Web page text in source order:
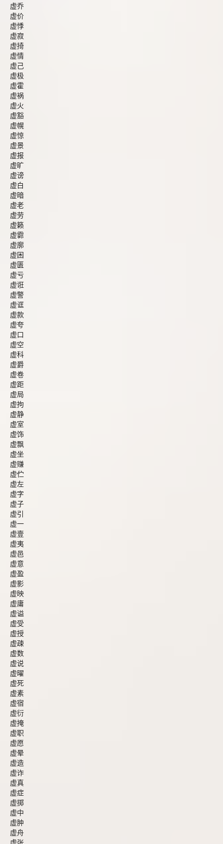
虚乔
虚价
虚悸
虚寂
虚掎
虚情
虚己
虚极
虚霍
虚祸
虚火
虚豁
虚幌
虚惊
虚景
虚报
虚旷
虚谤
虚白
虚暗
虚老
虚劳
虚籁
虚霩
虚廓
虚困
虚匮
虚亏
虚诳
虚警
虚诓
虚款
虚夸
虚口
虚空
虚科
虚爵
虚卷
虚距
虚局
虚拘
虚静
虚室
虚饰
虚飘
虚坐
虚赚
虚伫
虚左
虚字
虚子
虚引
虚一
虚壹
虚夷
虚邑
虚意
虚盈
虚影
虚映
虚庸
虚谥
虚受
虚授
虚疎
虚数
虚说
虚曜
虚死
虚素
虚宿
虚衍
虚掩
虚职
虚愿
虚晕
虚造
虚诈
虚真
虚症
虚掷
虚中
虚肿
虚舟